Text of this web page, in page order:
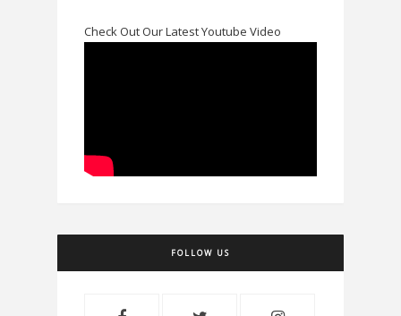
Check Out Our Latest Youtube Video
FOLLOW US